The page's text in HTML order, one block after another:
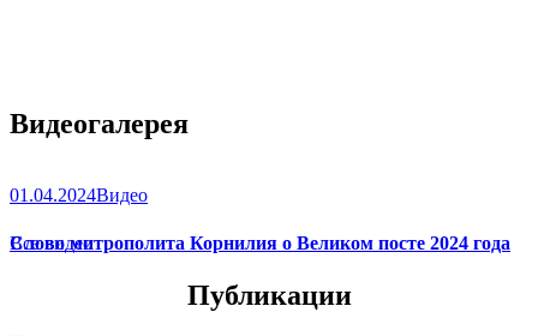
Видеогалерея
01.04.2024Видео
Слово митрополита Корнилия о Великом посте 2024 года
Все видео
Публикации